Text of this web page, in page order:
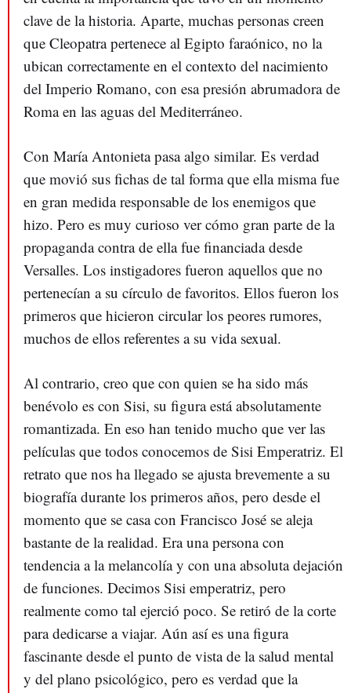
clave de la historia. Aparte, muchas personas creen
que Cleopatra pertenece al Egipto faraónico, no la
ubican correctamente en el contexto del nacimiento
del Imperio Romano, con esa presión abrumadora de
Roma en las aguas del Mediterráneo.
Con María Antonieta pasa algo similar. Es verdad
que movió sus fichas de tal forma que ella misma fue
en gran medida responsable de los enemigos que
hizo. Pero es muy curioso ver cómo gran parte de la
propaganda contra de ella fue financiada desde
Versalles. Los instigadores fueron aquellos que no
pertenecían a su círculo de favoritos. Ellos fueron los
primeros que hicieron circular los peores rumores,
muchos de ellos referentes a su vida sexual.
Al contrario, creo que con quien se ha sido más
benévolo es con Sisi, su figura está absolutamente
romantizada. En eso han tenido mucho que ver las
películas que todos conocemos de Sisi Emperatriz. El
retrato que nos ha llegado se ajusta brevemente a su
biografía durante los primeros años, pero desde el
momento que se casa con Francisco José se aleja
bastante de la realidad. Era una persona con
tendencia a la melancolía y con una absoluta dejación
de funciones. Decimos Sisi emperatriz, pero
realmente como tal ejerció poco. Se retiró de la corte
para dedicarse a viajar. Aún así es una figura
fascinante desde el punto de vista de la salud mental
y del plano psicológico, pero es verdad que la